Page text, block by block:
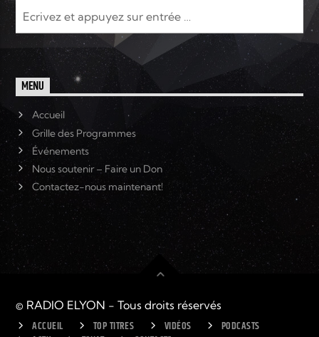
MENU
Accueil
Grille des Programmes
Événements
Nous soutenir – Faire un Don
Contactez-nous maintenant!
© RADIO ELYON - Tous droits réservés
ACCUEIL TOP TITRES VIDÉOS
PODCASTS